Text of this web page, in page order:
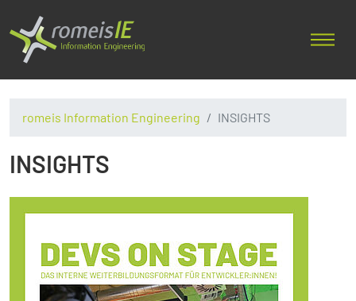
romeis Information Engineering INSIGHTS
INSIGHTS